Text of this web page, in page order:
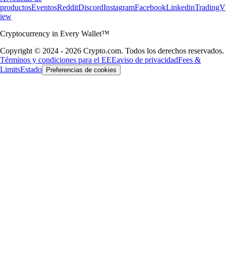
productosEventosRedditDiscordInstagramFacebookLinkedinTradingV
iew
Cryptocurrency in Every Wallet™
Copyright © 2024 - 2026 Crypto.com. Todos los derechos reservados.
Términos y condiciones para el EEEaviso de privacidadFees &
LimitsEstado Preferencias de cookies